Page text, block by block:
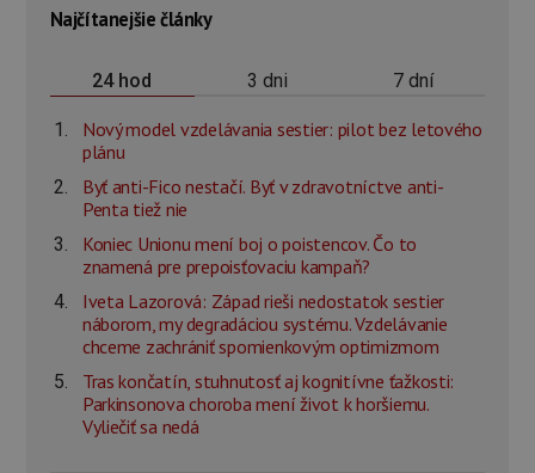
Najčítanejšie články
24 hod 3 dni 7 dní
Nový model vzdelávania sestier: pilot bez letového
plánu
Byť anti-Fico nestačí. Byť v zdravotníctve anti-
Penta tiež nie
Koniec Unionu mení boj o poistencov. Čo to
znamená pre prepoisťovaciu kampaň?
Iveta Lazorová: Západ rieši nedostatok sestier
náborom, my degradáciou systému. Vzdelávanie
chceme zachrániť spomienkovým optimizmom
Tras končatín, stuhnutosť aj kognitívne ťažkosti:
Parkinsonova choroba mení život k horšiemu.
Vyliečiť sa nedá